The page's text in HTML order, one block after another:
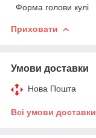
Форма голови кулі
Приховати
Умови доставки
Нова Пошта
Всі умови доставки